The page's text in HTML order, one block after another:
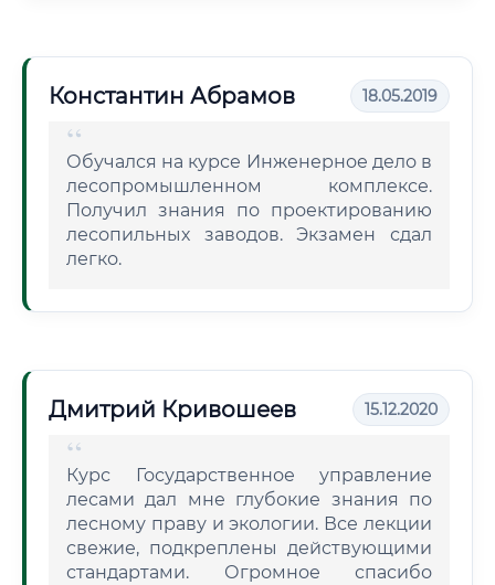
Константин Абрамов 18.05.2019
Обучался на курсе Инженерное дело в
лесопромышленном комплексе.
Получил знания по проектированию
лесопильных заводов. Экзамен сдал
легко.
Дмитрий Кривошеев 15.12.2020
Курс Государственное управление
лесами дал мне глубокие знания по
лесному праву и экологии. Все лекции
свежие, подкреплены действующими
стандартами. Огромное спасибо